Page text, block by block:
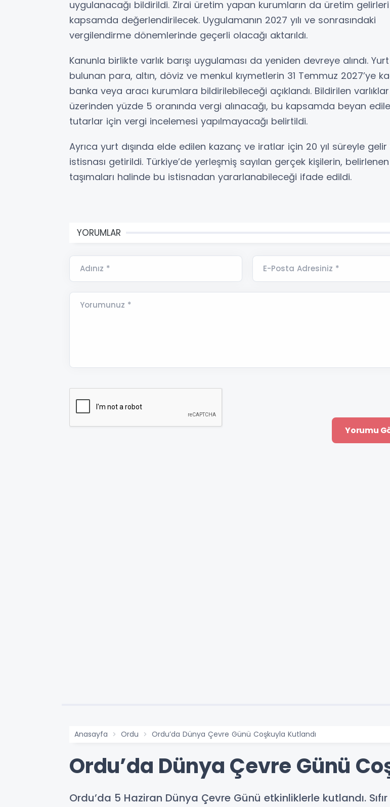
uygulanacağı bildirildi. Zirai üretim yapan kurumların da üretim
kapsamda değerlendirilecek. Uygulamanın 2027 yılı ve sonrasındaki
vergilendirme dönemlerinde geçerli olacağı aktarıldı.
Kanunla birlikte varlık barışı uygulaması da yeniden devreye alındı. Yurt
bulunan para, altın, döviz ve menkul kıymetlerin 31 Temmuz 2027’ye
banka veya aracı kurumlara bildirilebileceği açıklandı. Bildirilen varlıklar
üzerinden yüzde 5 oranında vergi alınacağı, bu kapsamda beyan
tutarlar için vergi incelemesi yapılmayacağı belirtildi.
Ayrıca yurt dışında elde edilen kazanç ve iratlar için 20 yıl süreyle
istisnası getirildi. Türkiye’de yerleşmiş sayılan gerçek kişilerin,
taşımaları halinde bu istisnadan yararlanabileceği ifade edildi.
YORUMLAR
Adınız * E-Posta Adresiniz *
Yorumunuz *
Anasayfa Ordu Ordu’da Dünya Çevre Günü Coşkuyla Kutlandı
Ordu’da Dünya Çevre Günü
Ordu’da 5 Haziran Dünya Çevre Günü etkinliklerle kutlandı.